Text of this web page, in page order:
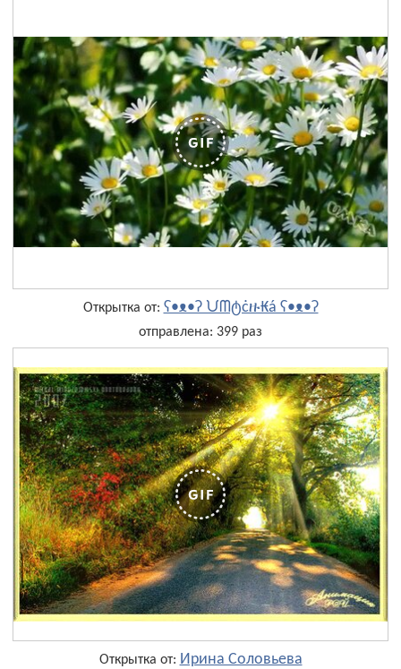
Открытка от: ʕ•ᴥ•ʔ ᙀᗰტċዙ₭á ʕ•ᴥ•ʔ
отправлена: 399 раз
Открытка от: Ирина Соловьева